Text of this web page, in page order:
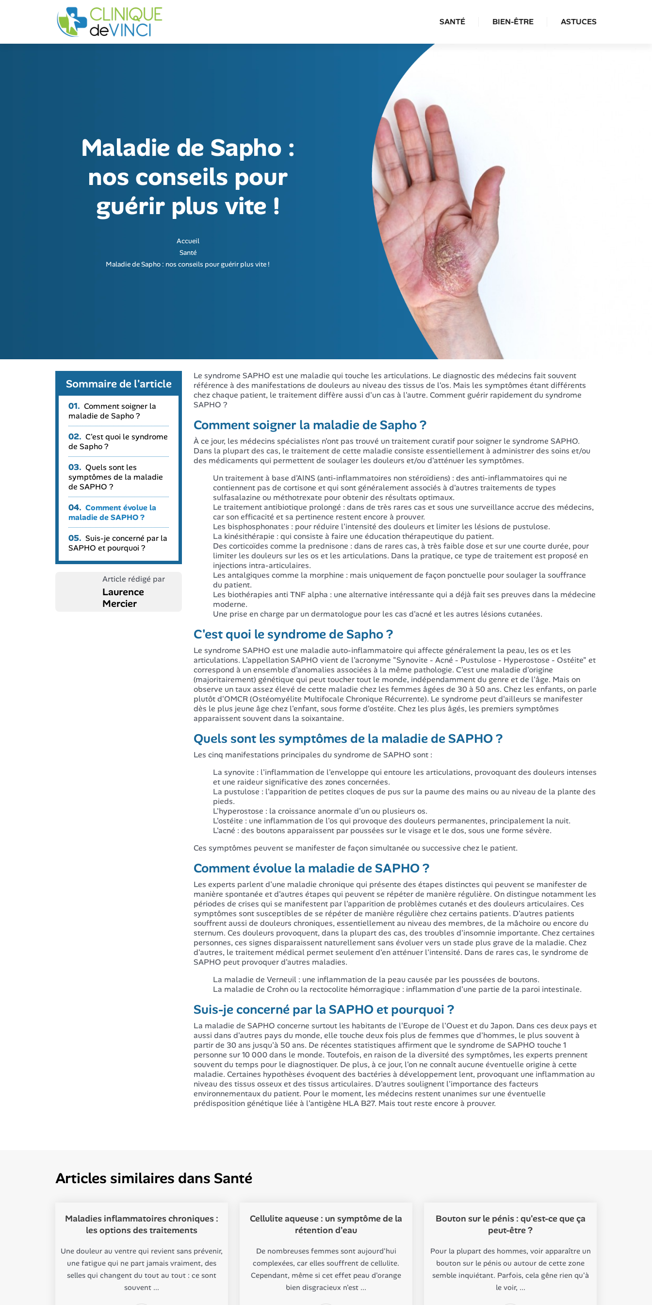
SANTÉ BIEN-ÊTRE ASTUCES
Maladie de Sapho :
nos conseils pour
guérir plus vite !
Accueil
Santé
Maladie de Sapho : nos conseils pour guérir plus vite !
Le syndrome SAPHO est une maladie qui touche les articulations. Le diagnostic des médecins fait souvent
référence à des manifestations de douleurs au niveau des tissus de l'os. Mais les symptômes étant différents
chez chaque patient, le traitement diffère aussi d'un cas à l'autre. Comment guérir rapidement du syndrome
SAPHO ?
Comment soigner la maladie de Sapho ?
À ce jour, les médecins spécialistes n'ont pas trouvé un traitement curatif pour soigner le syndrome SAPHO.
Dans la plupart des cas, le traitement de cette maladie consiste essentiellement à administrer des soins et/ou
des médicaments qui permettent de soulager les douleurs et/ou d'atténuer les symptômes.
Un traitement à base d'AINS (anti-inflammatoires non stéroïdiens) : des anti-inflammatoires qui ne
contiennent pas de cortisone et qui sont généralement associés à d'autres traitements de types
sulfasalazine ou méthotrexate pour obtenir des résultats optimaux.
Le traitement antibiotique prolongé : dans de très rares cas et sous une surveillance accrue des médecins,
car son efficacité et sa pertinence restent encore à prouver.
Les bisphosphonates : pour réduire l'intensité des douleurs et limiter les lésions de pustulose.
La kinésithérapie : qui consiste à faire une éducation thérapeutique du patient.
Des corticoïdes comme la prednisone : dans de rares cas, à très faible dose et sur une courte durée, pour
limiter les douleurs sur les os et les articulations. Dans la pratique, ce type de traitement est proposé en
injections intra-articulaires.
Les antalgiques comme la morphine : mais uniquement de façon ponctuelle pour soulager la souffrance
du patient.
Les biothérapies anti TNF alpha : une alternative intéressante qui a déjà fait ses preuves dans la médecine
moderne.
Une prise en charge par un dermatologue pour les cas d'acné et les autres lésions cutanées.
C'est quoi le syndrome de Sapho ?
Le syndrome SAPHO est une maladie auto-inflammatoire qui affecte généralement la peau, les os et les
articulations. L'appellation SAPHO vient de l'acronyme "Synovite - Acné - Pustulose - Hyperostose - Ostéite" et
correspond à un ensemble d'anomalies associées à la même pathologie. C'est une maladie d'origine
(majoritairement) génétique qui peut toucher tout le monde, indépendamment du genre et de l'âge. Mais on
observe un taux assez élevé de cette maladie chez les femmes âgées de 30 à 50 ans. Chez les enfants, on parle
plutôt d'OMCR (Ostéomyélite Multifocale Chronique Récurrente). Le syndrome peut d'ailleurs se manifester
dès le plus jeune âge chez l'enfant, sous forme d'ostéite. Chez les plus âgés, les premiers symptômes
apparaissent souvent dans la soixantaine.
Quels sont les symptômes de la maladie de SAPHO ?
Les cinq manifestations principales du syndrome de SAPHO sont :
La synovite : l'inflammation de l'enveloppe qui entoure les articulations, provoquant des douleurs intenses
et une raideur significative des zones concernées.
La pustulose : l'apparition de petites cloques de pus sur la paume des mains ou au niveau de la plante des
pieds.
L'hyperostose : la croissance anormale d'un ou plusieurs os.
L'ostéite : une inflammation de l'os qui provoque des douleurs permanentes, principalement la nuit.
L'acné : des boutons apparaissent par poussées sur le visage et le dos, sous une forme sévère.
Ces symptômes peuvent se manifester de façon simultanée ou successive chez le patient.
Comment évolue la maladie de SAPHO ?
Les experts parlent d'une maladie chronique qui présente des étapes distinctes qui peuvent se manifester de
manière spontanée et d'autres étapes qui peuvent se répéter de manière régulière. On distingue notamment les
périodes de crises qui se manifestent par l'apparition de problèmes cutanés et des douleurs articulaires. Ces
symptômes sont susceptibles de se répéter de manière régulière chez certains patients. D'autres patients
souffrent aussi de douleurs chroniques, essentiellement au niveau des membres, de la mâchoire ou encore du
sternum. Ces douleurs provoquent, dans la plupart des cas, des troubles d'insomnie importante. Chez certaines
personnes, ces signes disparaissent naturellement sans évoluer vers un stade plus grave de la maladie. Chez
d'autres, le traitement médical permet seulement d'en atténuer l'intensité. Dans de rares cas, le syndrome de
SAPHO peut provoquer d'autres maladies.
La maladie de Verneuil : une inflammation de la peau causée par les poussées de boutons.
La maladie de Crohn ou la rectocolite hémorragique : inflammation d'une partie de la paroi intestinale.
Suis-je concerné par la SAPHO et pourquoi ?
La maladie de SAPHO concerne surtout les habitants de l'Europe de l'Ouest et du Japon. Dans ces deux pays et
aussi dans d'autres pays du monde, elle touche deux fois plus de femmes que d'hommes, le plus souvent à
partir de 30 ans jusqu'à 50 ans. De récentes statistiques affirment que le syndrome de SAPHO touche 1
personne sur 10 000 dans le monde. Toutefois, en raison de la diversité des symptômes, les experts prennent
souvent du temps pour le diagnostiquer. De plus, à ce jour, l'on ne connaît aucune éventuelle origine à cette
maladie. Certaines hypothèses évoquent des bactéries à développement lent, provoquant une inflammation au
niveau des tissus osseux et des tissus articulaires. D'autres soulignent l'importance des facteurs
environnementaux du patient. Pour le moment, les médecins restent unanimes sur une éventuelle
prédisposition génétique liée à l'antigène HLA B27. Mais tout reste encore à prouver.
Sommaire de l'article
01. Comment soigner la
maladie de Sapho ?
02. C'est quoi le syndrome
de Sapho ?
03. Quels sont les
symptômes de la maladie
de SAPHO ?
04. Comment évolue la
maladie de SAPHO ?
05. Suis-je concerné par la
SAPHO et pourquoi ?
Article rédigé par
Laurence
Mercier
Articles similaires dans Santé
Maladies inflammatoires chroniques :
les options des traitements
Une douleur au ventre qui revient sans prévenir,
une fatigue qui ne part jamais vraiment, des
selles qui changent du tout au tout : ce sont
souvent ...
Cellulite aqueuse : un symptôme de la
rétention d'eau
De nombreuses femmes sont aujourd'hui
complexées, car elles souffrent de cellulite.
Cependant, même si cet effet peau d'orange
bien disgracieux n'est ...
Bouton sur le pénis : qu'est-ce que ça
peut-être ?
Pour la plupart des hommes, voir apparaître un
bouton sur le pénis ou autour de cette zone
semble inquiétant. Parfois, cela gêne rien qu'à
le voir, ...